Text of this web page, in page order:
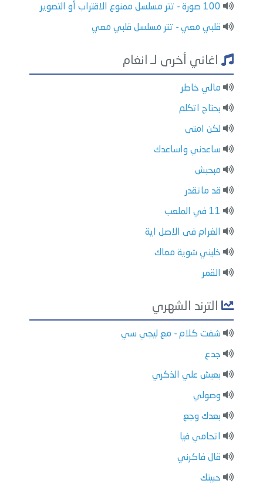
100 صورة - تتر مسلسل ممنوع الاقتراب أو التصوير
قلبي معي - تتر مسلسل قلبي معي
اغاني أخرى لـ انغام
مالي خاطر
بحتاج اتكلم
لكن امتى
ساعدني واساعدك
مبحبش
قد ماتقدر
11 في الملعب
الغرام فى الاصل اية
خليني شوية معاك
القمر
الترند الشهري
شفت كلام - مع ليجي سي
جدع
بعيش علي الذكري
وصولي
بعدك وجع
اتحامي فيا
قال فاكرني
حبيتك